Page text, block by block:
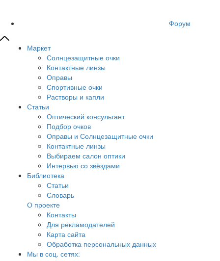
Форум
Маркет
Солнцезащитные очки
Контактные линзы
Оправы
Спортивные очки
Растворы и капли
Статьи
Оптический консультант
Подбор очков
Оправы и Солнцезащитные очки
Контактные линзы
Выбираем салон оптики
Интервью со звёздами
Библиотека
Статьи
Словарь
О проекте
Контакты
Для рекламодателей
Карта сайта
Обработка персональных данных
Мы в соц. сетях: